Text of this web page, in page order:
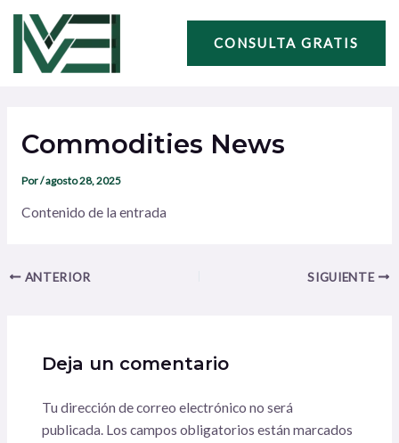
contenido
CONSULTA GRATIS
Commodities News
Por/agosto 28, 2025
Contenido de la entrada
entradas
ANTERIOR SIGUIENTE
Deja un comentario
Tu dirección de correo electrónico no será
publicada. Los campos obligatorios están marcados